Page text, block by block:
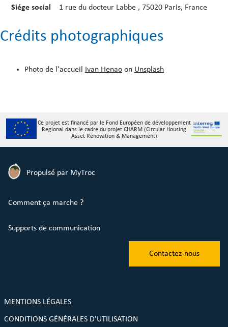
Siége social
1 rue du docteur Labbe , 75020 Paris, France
Crédits photographiques
Photo de l'accueil Ivan Henao on Unsplash
Ce projet est financé par le Fond Européen de développement
Regional dans le cadre du projet CHARM (Circular Housing
Asset Renovation & Management)
Propulsé par MyTroc
Comment ça marche ?
Supports de communication
Contactez-nous
MENTIONS LÉGALES
CONDITIONS GÉNÉRALES D'UTILISATION